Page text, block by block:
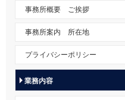
事務所概要 ご挨拶
事務所案内 所在地
プライバシーポリシー
業務内容